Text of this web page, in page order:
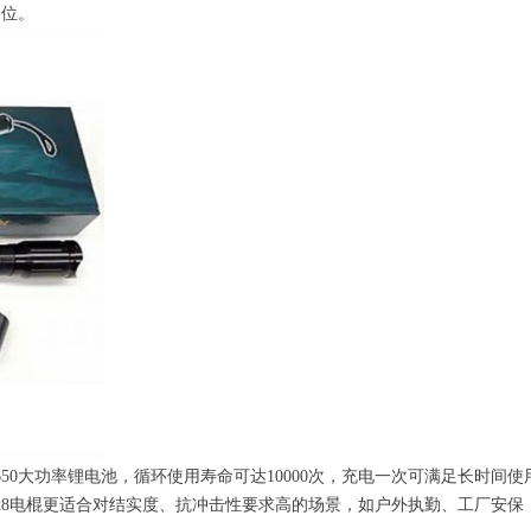
。
大功率锂电池，循环使用寿命可达10000次，充电一次可满足长时间
棍更适合对结实度、抗冲击性要求高的场景，如户外执勤、工厂安